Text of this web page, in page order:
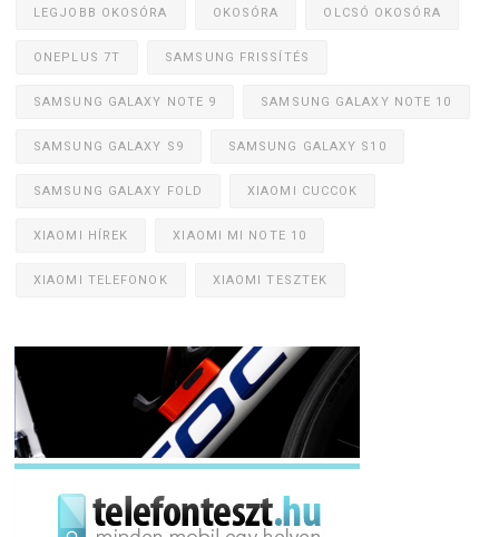
LEGJOBB OKOSÓRA OKOSÓRA OLCSÓ OKOSÓRA
ONEPLUS 7T SAMSUNG FRISSÍTÉS
SAMSUNG GALAXY NOTE 9 SAMSUNG GALAXY NOTE 10
SAMSUNG GALAXY S9 SAMSUNG GALAXY S10
SAMSUNG GALAXY FOLD XIAOMI CUCCOK
XIAOMI HÍREK XIAOMI MI NOTE 10
XIAOMI TELEFONOK XIAOMI TESZTEK